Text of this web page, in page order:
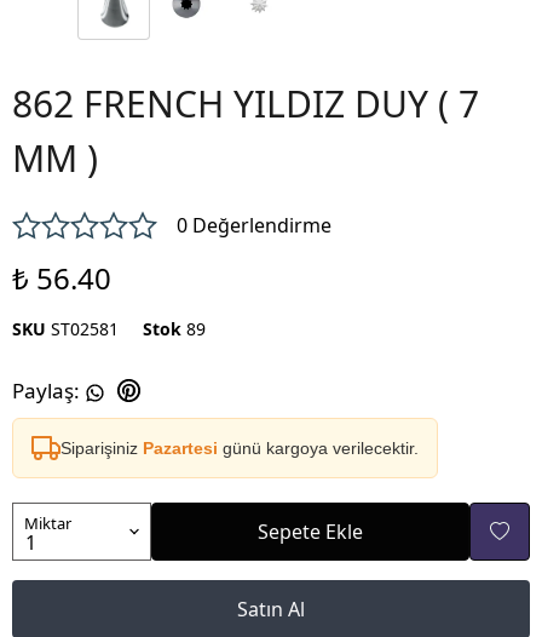
862 FRENCH YILDIZ DUY ( 7
MM )
0 Değerlendirme
₺ 56.40
SKU ST02581 Stok 89
Paylaş:
Siparişiniz Pazartesi günü kargoya verilecektir.
Miktar Sepete Ekle
Satın Al